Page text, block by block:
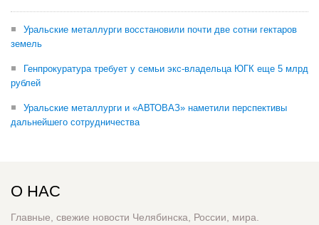
Уральские металлурги восстановили почти две сотни гектаров
земель
Генпрокуратура требует у семьи экс-владельца ЮГК еще 5 млрд
рублей
Уральские металлурги и «АВТОВАЗ» наметили перспективы
дальнейшего сотрудничества
О НАС
Главные, свежие новости Челябинска, России, мира.